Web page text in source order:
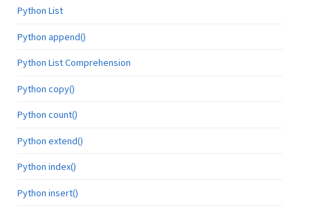
Python List
Python append()
Python List Comprehension
Python copy()
Python count()
Python extend()
Python index()
Python insert()